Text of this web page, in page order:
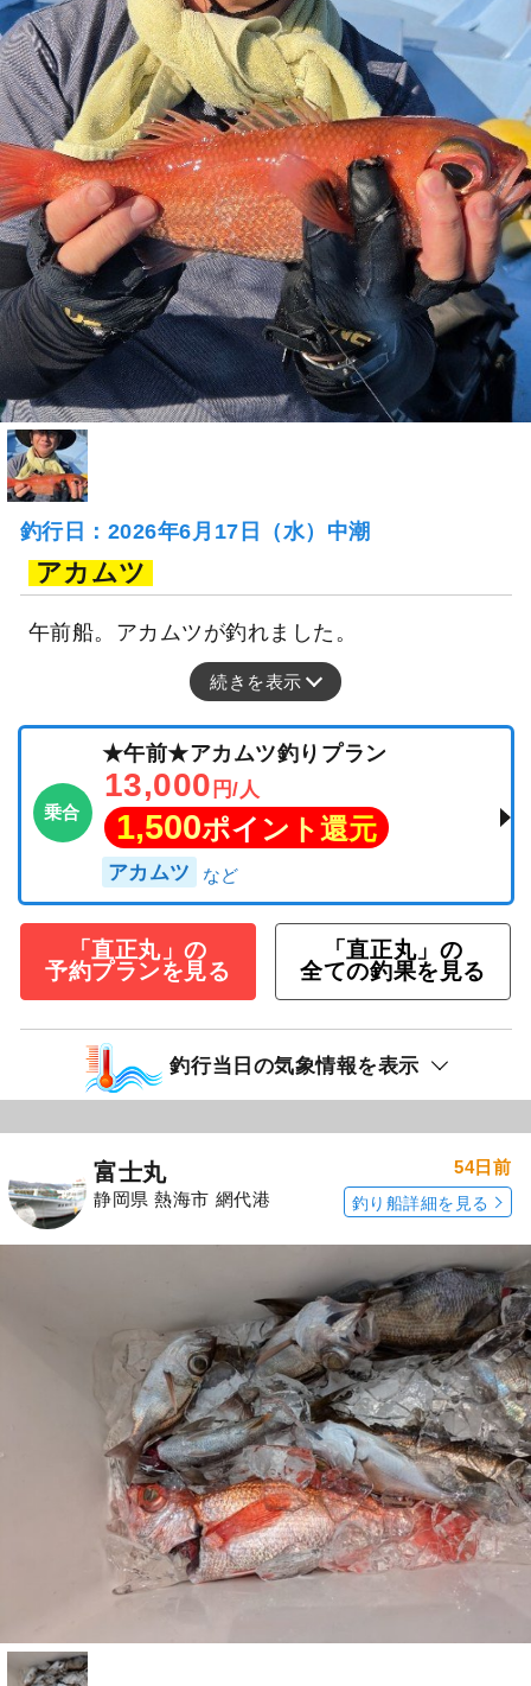
釣行日：2026年6月17日（水）中潮
アカムツ
午前船。アカムツが釣れました。
続きを表示
乗合
★午前★アカムツ釣りプラン
13,000 円/人
1,500ポイント還元
アカムツ
「直正丸」の
予約プランを見る
「直正丸」の
全ての釣果を見る
釣行当日の気象情報を表示
富士丸
静岡県 熱海市 網代港
54日前
釣り船詳細を見る